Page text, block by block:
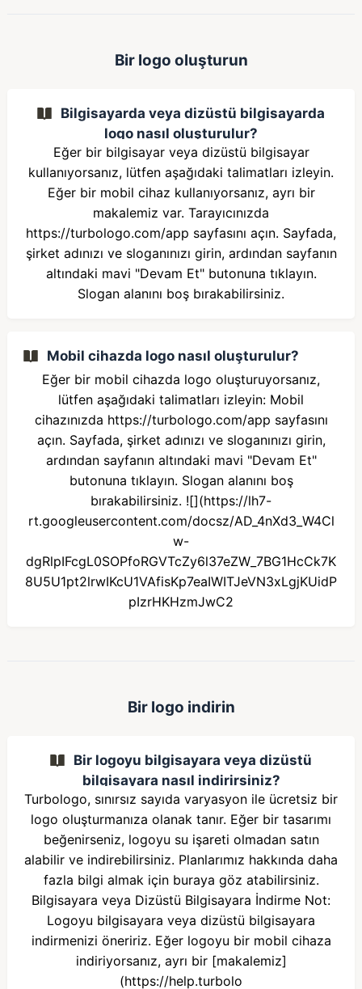
Bir logo oluşturun
Bilgisayarda veya dizüstü bilgisayarda
logo nasıl oluşturulur?
Eğer bir bilgisayar veya dizüstü bilgisayar
kullanıyorsanız, lütfen aşağıdaki talimatları izleyin.
Eğer bir mobil cihaz kullanıyorsanız, ayrı bir
makalemiz var. Tarayıcınızda
https://turbologo.com/app sayfasını açın. Sayfada,
şirket adınızı ve sloganınızı girin, ardından sayfanın
altındaki mavi "Devam Et" butonuna tıklayın.
Slogan alanını boş bırakabilirsiniz.
Mobil cihazda logo nasıl oluşturulur?
Eğer bir mobil cihazda logo oluşturuyorsanız,
lütfen aşağıdaki talimatları izleyin: Mobil
cihazınızda https://turbologo.com/app sayfasını
açın. Sayfada, şirket adınızı ve sloganınızı girin,
ardından sayfanın altındaki mavi "Devam Et"
butonuna tıklayın. Slogan alanını boş
bırakabilirsiniz. ![](https://lh7-
rt.googleusercontent.com/docsz/AD_4nXd3_W4Cl
w-
dgRlpIFcgL0SOPfoRGVTcZy6l37eZW_7BG1HcCk7K
8U5U1pt2lrwIKcU1VAfisKp7eaIWITJeVN3xLgjKUidP
pIzrHKHzmJwC2
Bir logo indirin
Bir logoyu bilgisayara veya dizüstü
bilgisayara nasıl indirirsiniz?
Turbologo, sınırsız sayıda varyasyon ile ücretsiz bir
logo oluşturmanıza olanak tanır. Eğer bir tasarımı
beğenirseniz, logoyu su işareti olmadan satın
alabilir ve indirebilirsiniz. Planlarımız hakkında daha
fazla bilgi almak için buraya göz atabilirsiniz.
Bilgisayara veya Dizüstü Bilgisayara İndirme Not:
Logoyu bilgisayara veya dizüstü bilgisayara
indirmenizi öneririz. Eğer logoyu bir mobil cihaza
indiriyorsanız, ayrı bir [makalemiz]
(https://help.turbolo